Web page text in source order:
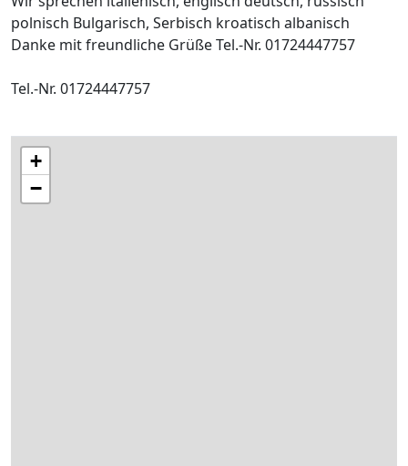
polnisch Bulgarisch, Serbisch kroatisch albanisch
Danke mit freundliche Grüße Tel.-Nr. 01724447757
Tel.-Nr. 01724447757
+
−